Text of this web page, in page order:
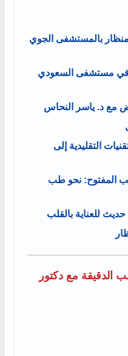
بالمستشفى الجوي
في مستشفى السعودي
مع د. ياسر النحاس
التقليدية إلى
المفتوح: نحو طب
للعناية بالقلب
مع دكتور